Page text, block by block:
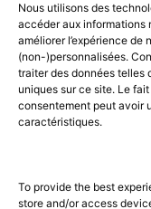
Nous utilisons des
accéder aux informations
améliorer l’expérience
(non-)personnalisées.
traiter des données telles
uniques sur ce site. Le
consentement peut avoir
caractéristiques.
To provide the best
store and/or access
PART OF THEAMILCAR
ACCUEIL
SHOPPING &